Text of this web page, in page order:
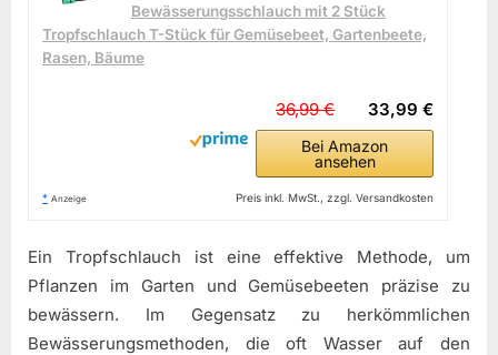
Bewässerungsschlauch mit 2 Stück
Tropfschlauch T-Stück für Gemüsebeet, Gartenbeete,
Rasen, Bäume
33,99 €
36,99 €
Bei Amazon
ansehen
* Anzeige Preis inkl. MwSt., zzgl. Versandkosten
Ein Tropfschlauch ist eine effektive Methode, um
Pflanzen im Garten und Gemüsebeeten präzise zu
bewässern. Im Gegensatz zu herkömmlichen
Bewässerungsmethoden, die oft Wasser auf den